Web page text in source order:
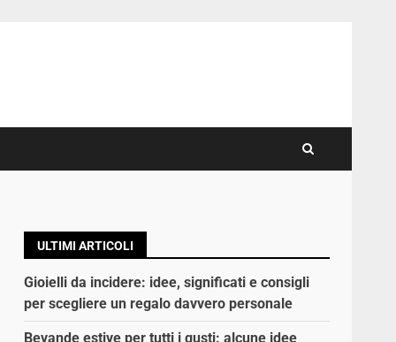
ULTIMI ARTICOLI
Gioielli da incidere: idee, significati e consigli
per scegliere un regalo davvero personale
Bevande estive per tutti i gusti: alcune idee